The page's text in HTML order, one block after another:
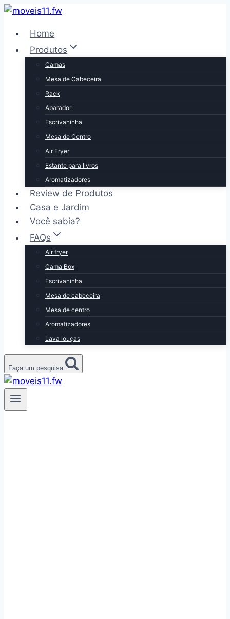
Pular
Conteúdo
Home
Produtos
Camas
Mesa de Cabeceira
Rack
Aparador
Escrivaninha
Mesa de Centro
Air Fryer
Estante para livros
Aromatizadores
Review de Produtos
Casa e Jardim
Você sabia?
FAQs
Air fryer
Cama Box
Escrivaninha
Mesa de cabeceira
Mesa de centro
Aromatizadores
Lava louças
Faça um pesquisa